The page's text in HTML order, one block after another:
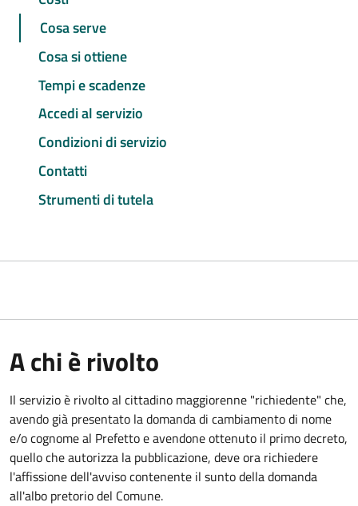
Cosa serve
Cosa si ottiene
Tempi e scadenze
Accedi al servizio
Condizioni di servizio
Contatti
Strumenti di tutela
A chi è rivolto
Il servizio è rivolto al cittadino maggiorenne "richiedente" che,
avendo già presentato la domanda di cambiamento di nome
e/o cognome al Prefetto e avendone ottenuto il primo decreto,
quello che autorizza la pubblicazione, deve ora richiedere
l'affissione dell'avviso contenente il sunto della domanda
all'albo pretorio del Comune.